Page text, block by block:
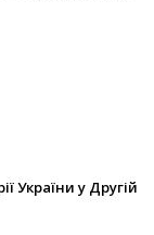
України у Другій